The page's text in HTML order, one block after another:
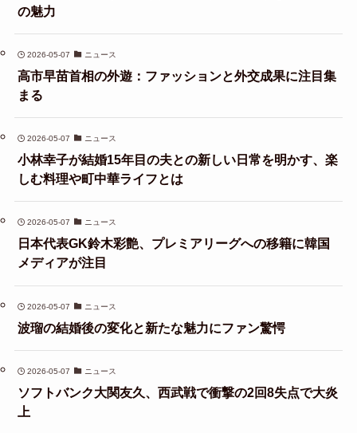
の魅力
2026-05-07 ニュース
高市早苗首相の外遊：ファッションと外交成果に注目集
まる
2026-05-07 ニュース
小林幸子が結婚15年目の夫との新しい日常を明かす、楽
しむ料理や町中華ライフとは
2026-05-07 ニュース
日本代表GK鈴木彩艶、プレミアリーグへの移籍に韓国
メディアが注目
2026-05-07 ニュース
波瑠の結婚後の変化と新たな魅力にファン驚愕
2026-05-07 ニュース
ソフトバンク大関友久、西武戦で衝撃の2回8失点で大炎
上